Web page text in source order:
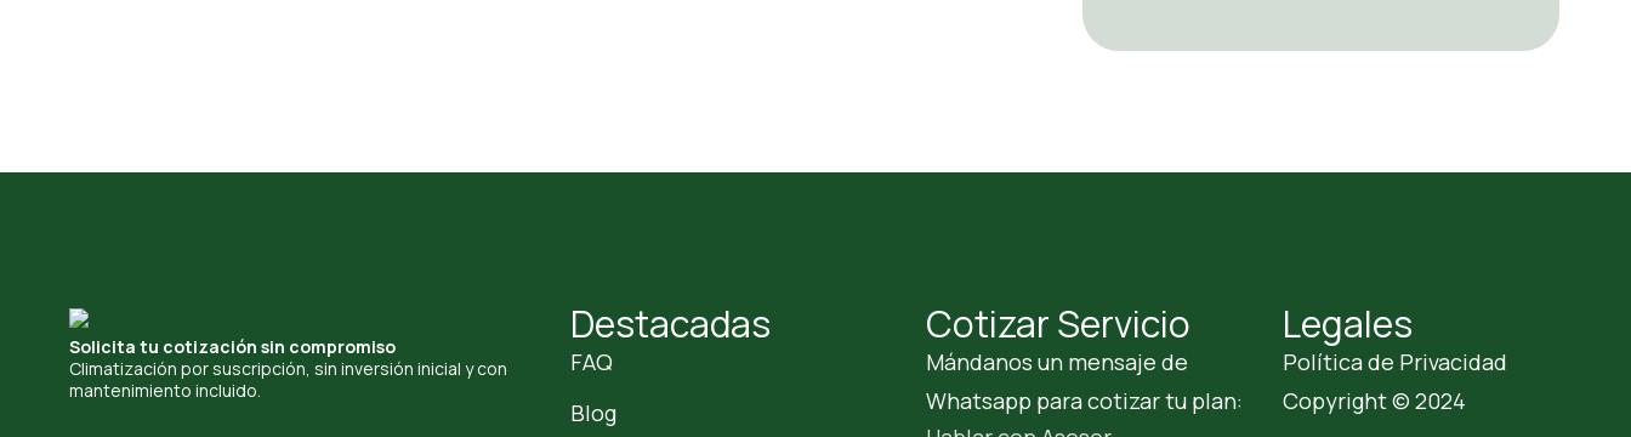
Solicita tu cotización sin compromiso
Climatización por suscripción, sin inversión inicial y con
mantenimiento incluido.
Destacadas
FAQ
Blog
Cotizar Servicio
Mándanos un mensaje de
Whatsapp para cotizar tu plan:
Legales
Política de Privacidad
Copyright © 2024